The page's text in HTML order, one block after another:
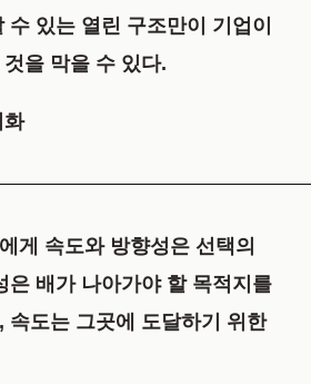
있는 열린 구조만이 기업이
을 막을 수 있다.
화
게 속도와 방향성은 선택의
은 배가 나아가야 할 목적지를
속도는 그곳에 도달하기 위한